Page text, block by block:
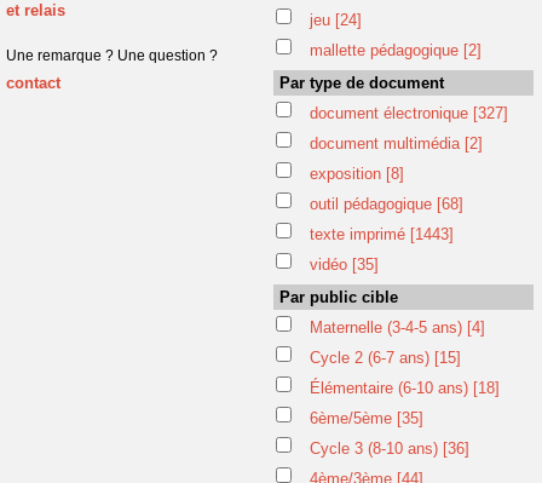
et relais
Une remarque ? Une question ?
contact
jeu [24]
mallette pédagogique [2]
Par type de document
document électronique [327]
document multimédia [2]
exposition [8]
outil pédagogique [68]
texte imprimé [1443]
vidéo [35]
Par public cible
Maternelle (3-4-5 ans) [4]
Cycle 2 (6-7 ans) [15]
Élémentaire (6-10 ans) [18]
6ème/5ème [35]
Cycle 3 (8-10 ans) [36]
4ème/3ème [44]